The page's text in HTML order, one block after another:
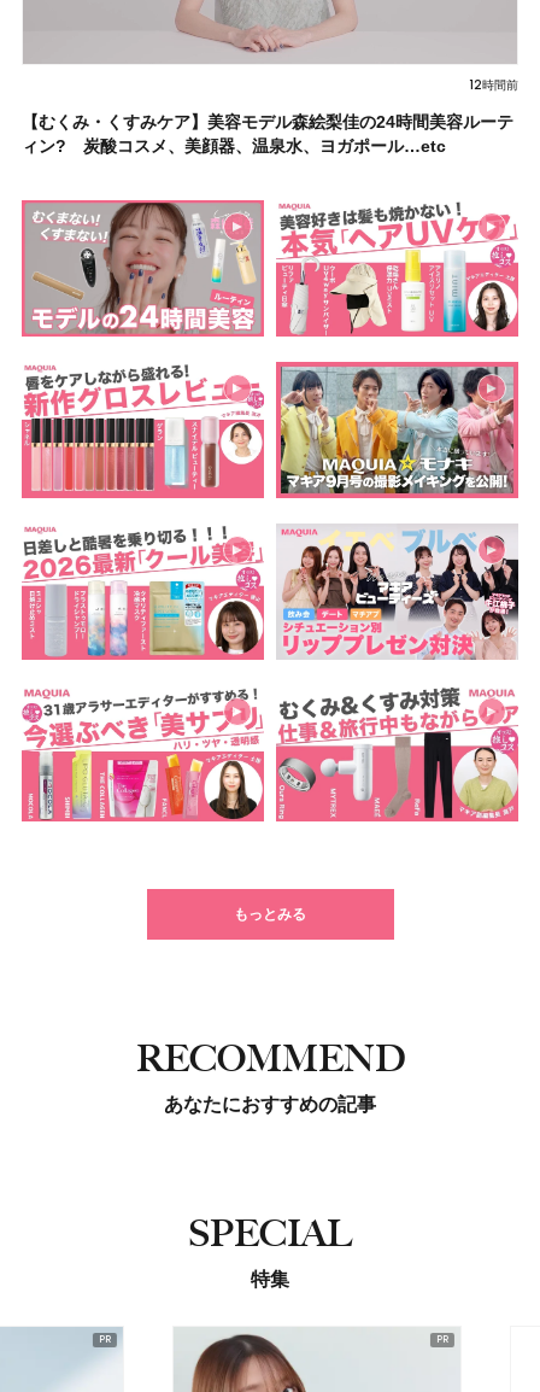
12時間前
【むくみ・くすみケア】美容モデル森絵梨佳の24時間美容ルーテ
ィン? 炭酸コスメ、美顔器、温泉水、ヨガポール…etc
もっとみる
RECOMMEND
あなたにおすすめの記事
SPECIAL
特集